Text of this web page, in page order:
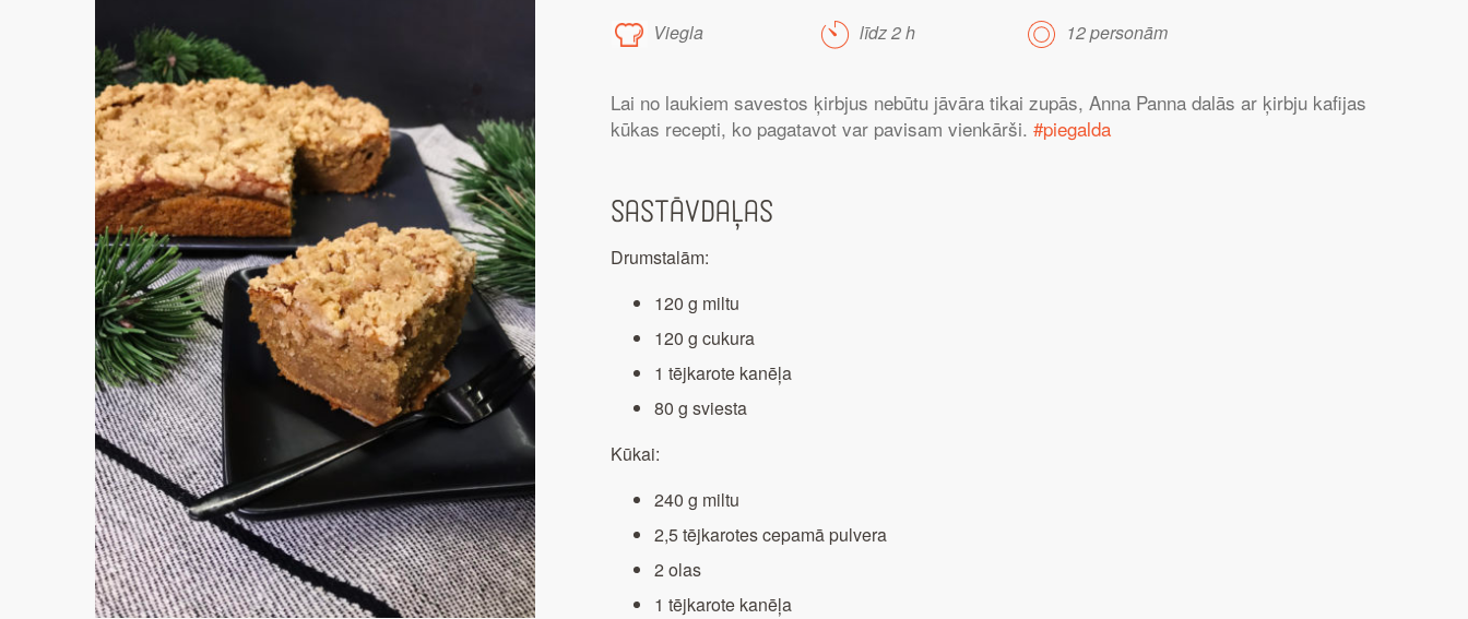
Viegla līdz 2 h 12 personām
Lai no laukiem savestos ķirbjus nebūtu jāvāra tikai zupās, Anna Panna dalās ar ķirbju kafijas
kūkas recepti, ko pagatavot var pavisam vienkārši. #piegalda
Sastāvdaļas
Drumstalām:
120 g miltu
120 g cukura
1 tējkarote kanēļa
80 g sviesta
Kūkai:
240 g miltu
2,5 tējkarotes cepamā pulvera
2 olas
1 tējkarote kanēļa